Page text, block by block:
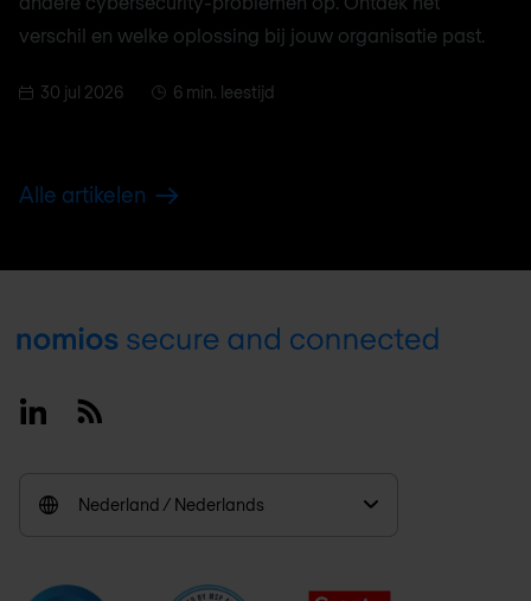
verschil en welke oplossing bij jouw organisatie past.
30 jul 2026 6 min. leestijd
Alle artikelen
Footer
LinkedinRSS
Nederland / Nederlands